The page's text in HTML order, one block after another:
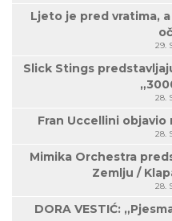
Ljeto je pred vratima,
29.
Slick Stings
28.
Fran Uccellini objavio
28.
Mimika Orchestra
Zemlju /
28.
DORA VESTIĆ: